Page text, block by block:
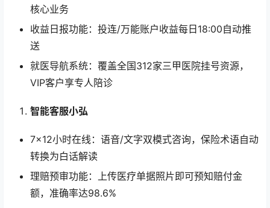
核心业务
收益日报功能：投连/万能账户收益每日18:00自动推
送
就医导航系统：覆盖全国312家三甲医院挂号资源，
VIP客户享专人陪诊
智能客服小弘
7×12小时在线：语音/文字双模式咨询，保险术语自动
转换为白话解读
理赔预审功能：上传医疗单据照片即可预知赔付金
额，准确率达98.6%